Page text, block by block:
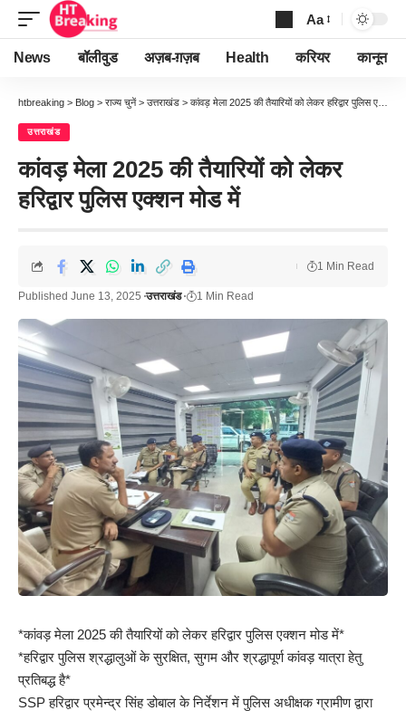
Font
Resizer
Aa
News बॉलीवुड अज़ब-ग़ज़ब Health करियर कानून
htbreaking > Blog > राज्य चुनें > उत्तराखंड > कांवड़ मेला 2025 की तैयारियों को लेकर हरिद्वार पुलिस एक्शन मोड में
उत्तराखंड
कांवड़ मेला 2025 की तैयारियों को लेकर
हरिद्वार पुलिस एक्शन मोड में
Published June 13, 2025 उत्तराखंड 1 Min Read
1 Min Read
*कांवड़ मेला 2025 की तैयारियों को लेकर हरिद्वार पुलिस एक्शन मोड में*
*हरिद्वार पुलिस श्रद्धालुओं के सुरक्षित, सुगम और श्रद्धापूर्ण कांवड़ यात्रा हेतु
प्रतिबद्ध है*
SSP हरिद्वार प्रमेन्द्र सिंह डोबाल के निर्देशन में पुलिस अधीक्षक ग्रामीण द्वारा